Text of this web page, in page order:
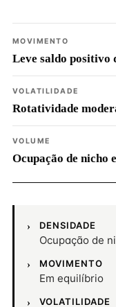
MOVIMENTO
Leve saldo positivo
VOLATILIDADE
Rotatividade
VOLUME
Ocupação de nicho
DENSIDADE
Ocupação de
MOVIMENTO
Em equilíbrio
VOLATILIDADE